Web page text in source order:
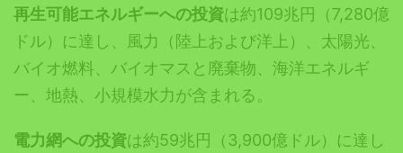
再生可能エネルギーへの投資は約109兆円（7,280億
ドル）に達し、風力（陸上および洋上）、太陽光、
バイオ燃料、バイオマスと廃棄物、海洋エネルギ
ー、地熱、小規模水力が含まれる。
電力網への投資は約59兆円（3,900億ドル）に達し